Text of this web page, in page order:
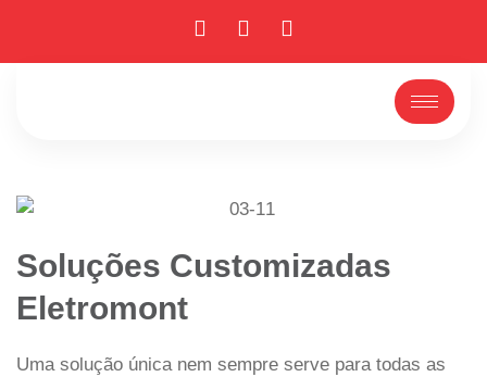
Soluções Customizadas
Eletromont
Uma solução única nem sempre serve para todas as